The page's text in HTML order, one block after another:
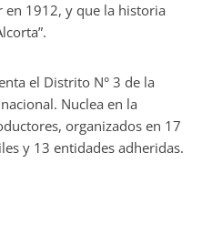
1912, y que la historia
el Distrito N° 3 de la
Nuclea en la
organizados en 17
y 13 entidades adheridas.